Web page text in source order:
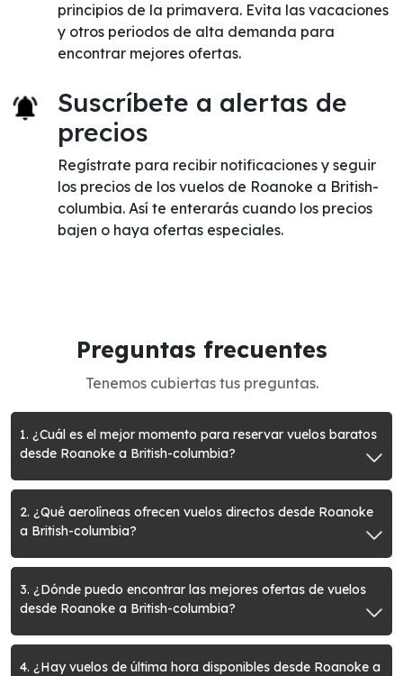
principios de la primavera. Evita las vacaciones
y otros periodos de alta demanda para
encontrar mejores ofertas.
Suscríbete a alertas de
precios
Regístrate para recibir notificaciones y seguir
los precios de los vuelos de Roanoke a British-
columbia. Así te enterarás cuando los precios
bajen o haya ofertas especiales.
Preguntas frecuentes
Tenemos cubiertas tus preguntas.
1. ¿Cuál es el mejor momento para reservar vuelos baratos
desde Roanoke a British-columbia?
2. ¿Qué aerolíneas ofrecen vuelos directos desde Roanoke
a British-columbia?
3. ¿Dónde puedo encontrar las mejores ofertas de vuelos
desde Roanoke a British-columbia?
4. ¿Hay vuelos de última hora disponibles desde Roanoke a